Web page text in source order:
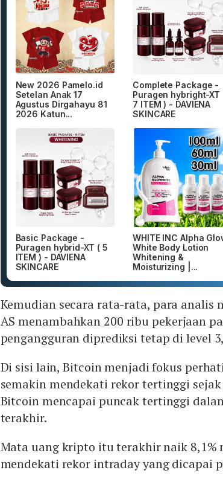
New 2026 Pamelo.id
Setelan Anak 17
Agustus Dirgahayu 81
2026 Katun...
Complete Package -
Puragen hybright-XT
7 ITEM ) - DAVIENA
SKINCARE
Basic Package -
Puragen hybrid-XT ( 5
ITEM ) - DAVIENA
SKINCARE
WHITE INC Alpha
White Body Lotion
Whitening &
Moisturizing |...
Kemudian secara rata-rata, para analis
AS menambahkan 200 ribu pekerjaan
pengangguran diprediksi tetap di level
Di sisi lain, Bitcoin menjadi fokus
semakin mendekati rekor tertinggi sejak
Bitcoin mencapai puncak tertinggi
terakhir.
Mata uang kripto itu terakhir naik 8,1%
mendekati rekor intraday yang dicapai